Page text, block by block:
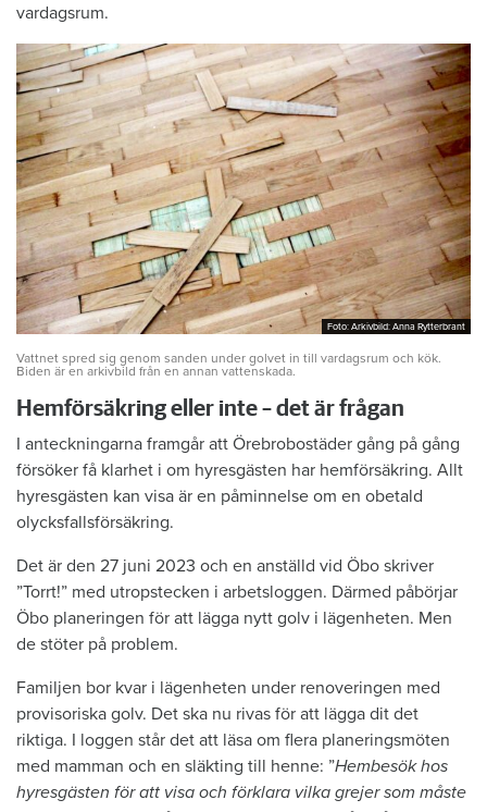
vardagsrum.
Foto: Arkivbild: Anna Rytterbrant
Foto: Arkivbild: Anna Rytterbrant
Vattnet spred sig genom sanden under golvet in till vardagsrum och kök.
Biden är en arkivbild från en annan vattenskada.
Hemförsäkring eller inte – det är frågan
I anteckningarna framgår att Örebrobostäder gång på gång
försöker få klarhet i om hyresgästen har hemförsäkring. Allt
hyresgästen kan visa är en påminnelse om en obetald
olycksfallsförsäkring.
Det är den 27 juni 2023 och en anställd vid Öbo skriver
”Torrt!” med utropstecken i arbetsloggen. Därmed påbörjar
Öbo planeringen för att lägga nytt golv i lägenheten. Men
de stöter på problem.
Familjen bor kvar i lägenheten under renoveringen med
provisoriska golv. Det ska nu rivas för att lägga dit det
riktiga. I loggen står det att läsa om flera planeringsmöten
med mamman och en släkting till henne: ”Hembesök hos
hyresgästen för att visa och förklara vilka grejer som måste